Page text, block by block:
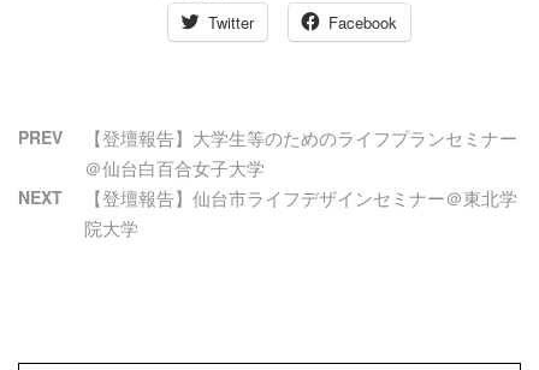
Twitter
Facebook
PREV
【登壇報告】大学生等のためのライフプランセミナー
＠仙台白百合女子大学
NEXT
【登壇報告】仙台市ライフデザインセミナー＠東北学
院大学